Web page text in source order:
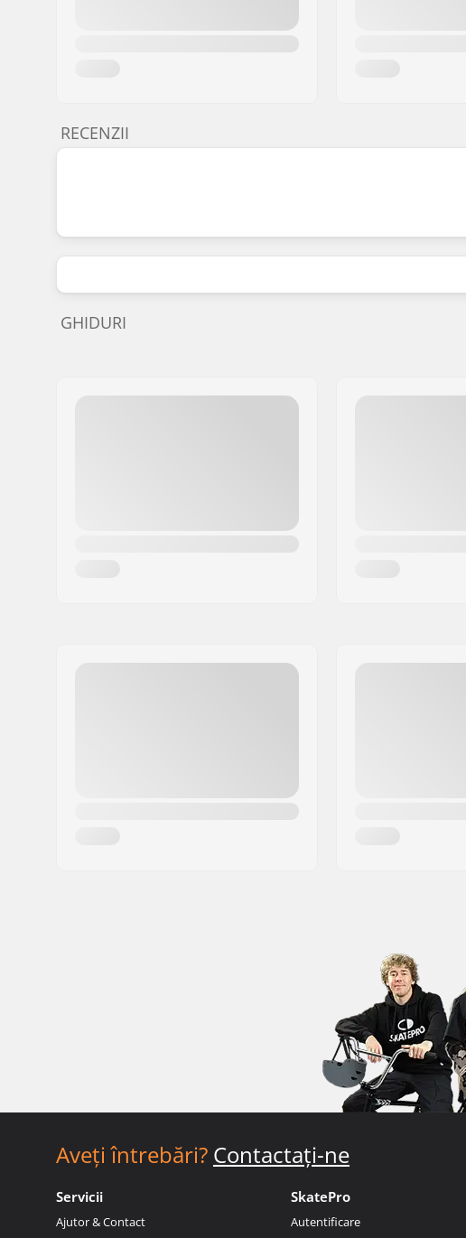
RECENZII
GHIDURI
Aveți întrebări? Contactați-ne
Servicii
Ajutor & Contact
SkatePro
Autentificare